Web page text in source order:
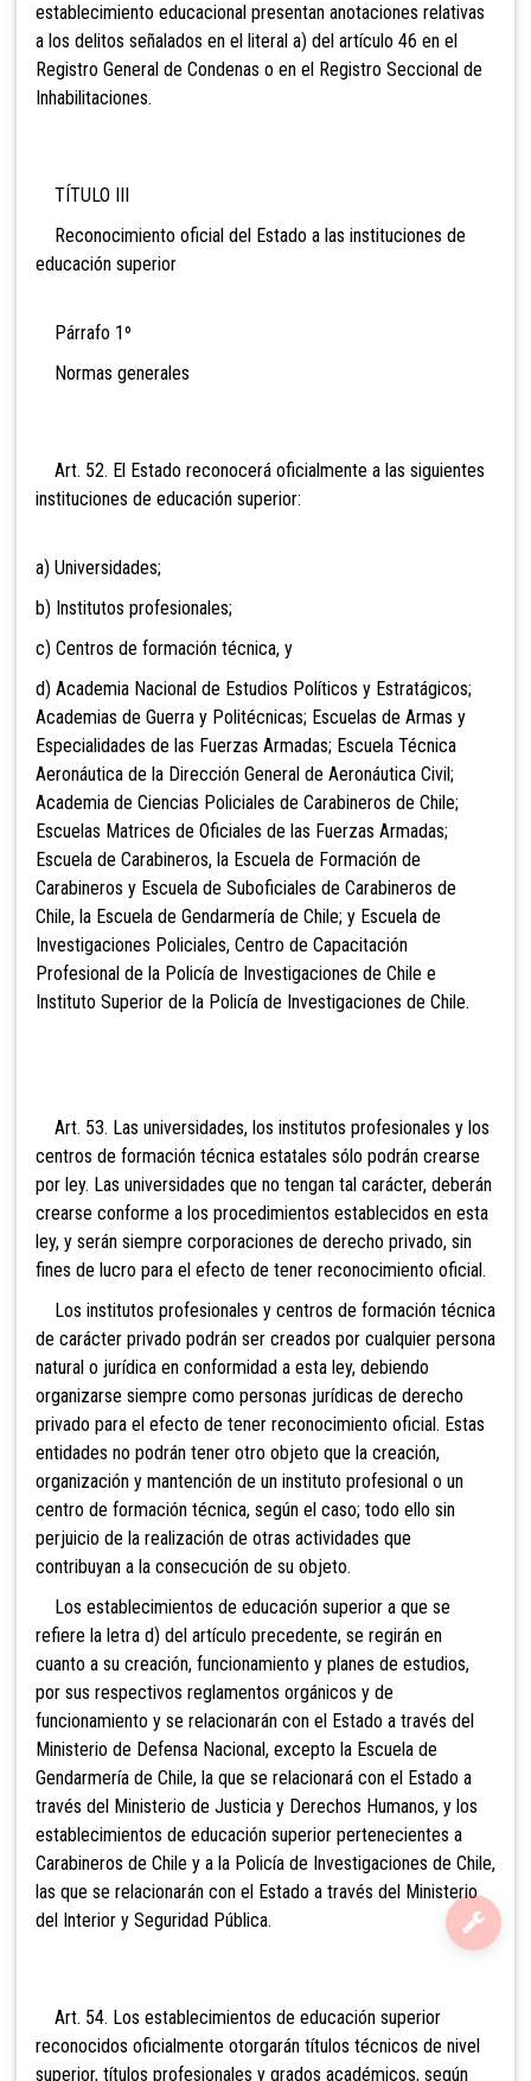
establecimiento educacional presentan anotaciones relativas
a los delitos señalados en el literal a) del artículo 46 en el
Registro General de Condenas o en el Registro Seccional de
Inhabilitaciones.
TÍTULO III
Reconocimiento oficial del Estado a las instituciones de
educación superior
Párrafo 1º
Normas generales
Art. 52. El Estado reconocerá oficialmente a las siguientes
instituciones de educación superior:
a) Universidades;
b) Institutos profesionales;
c) Centros de formación técnica, y
d) Academia Nacional de Estudios Políticos y Estratágicos;
Academias de Guerra y Politécnicas; Escuelas de Armas y
Especialidades de las Fuerzas Armadas; Escuela Técnica
Aeronáutica de la Dirección General de Aeronáutica Civil;
Academia de Ciencias Policiales de Carabineros de Chile;
Escuelas Matrices de Oficiales de las Fuerzas Armadas;
Escuela de Carabineros, la Escuela de Formación de
Carabineros y Escuela de Suboficiales de Carabineros de
Chile, la Escuela de Gendarmería de Chile; y Escuela de
Investigaciones Policiales, Centro de Capacitación
Profesional de la Policía de Investigaciones de Chile e
Instituto Superior de la Policía de Investigaciones de Chile.
Art. 53. Las universidades, los institutos profesionales y los
centros de formación técnica estatales sólo podrán crearse
por ley. Las universidades que no tengan tal carácter, deberán
crearse conforme a los procedimientos establecidos en esta
ley, y serán siempre corporaciones de derecho privado, sin
fines de lucro para el efecto de tener reconocimiento oficial.
Los institutos profesionales y centros de formación técnica
de carácter privado podrán ser creados por cualquier persona
natural o jurídica en conformidad a esta ley, debiendo
organizarse siempre como personas jurídicas de derecho
privado para el efecto de tener reconocimiento oficial. Estas
entidades no podrán tener otro objeto que la creación,
organización y mantención de un instituto profesional o un
centro de formación técnica, según el caso; todo ello sin
perjuicio de la realización de otras actividades que
contribuyan a la consecución de su objeto.
Los establecimientos de educación superior a que se
refiere la letra d) del artículo precedente, se regirán en
cuanto a su creación, funcionamiento y planes de estudios,
por sus respectivos reglamentos orgánicos y de
funcionamiento y se relacionarán con el Estado a través del
Ministerio de Defensa Nacional, excepto la Escuela de
Gendarmería de Chile, la que se relacionará con el Estado a
través del Ministerio de Justicia y Derechos Humanos, y los
establecimientos de educación superior pertenecientes a
Carabineros de Chile y a la Policía de Investigaciones de Chile,
las que se relacionarán con el Estado a través del Ministerio
del Interior y Seguridad Pública.
Art. 54. Los establecimientos de educación superior
reconocidos oficialmente otorgarán títulos técnicos de nivel
superior, títulos profesionales y grados académicos, según